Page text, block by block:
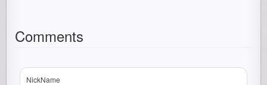
Comments
NickName